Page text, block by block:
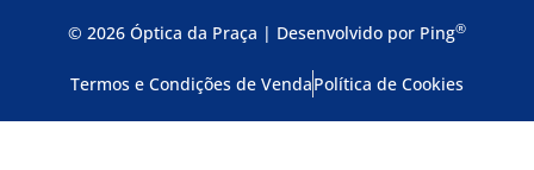
© 2026 Óptica da Praça | Desenvolvido por Ping®
Termos e Condições de VendaPolítica de Cookies